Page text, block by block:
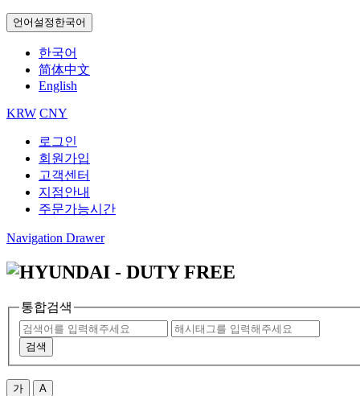
언어설정 한국어
한국어
简体中文
English
KRW CNY
로그인
회원가입
고객센터
지점안내
주문가능시간
Navigation Drawer
통합검색
검색
가 A